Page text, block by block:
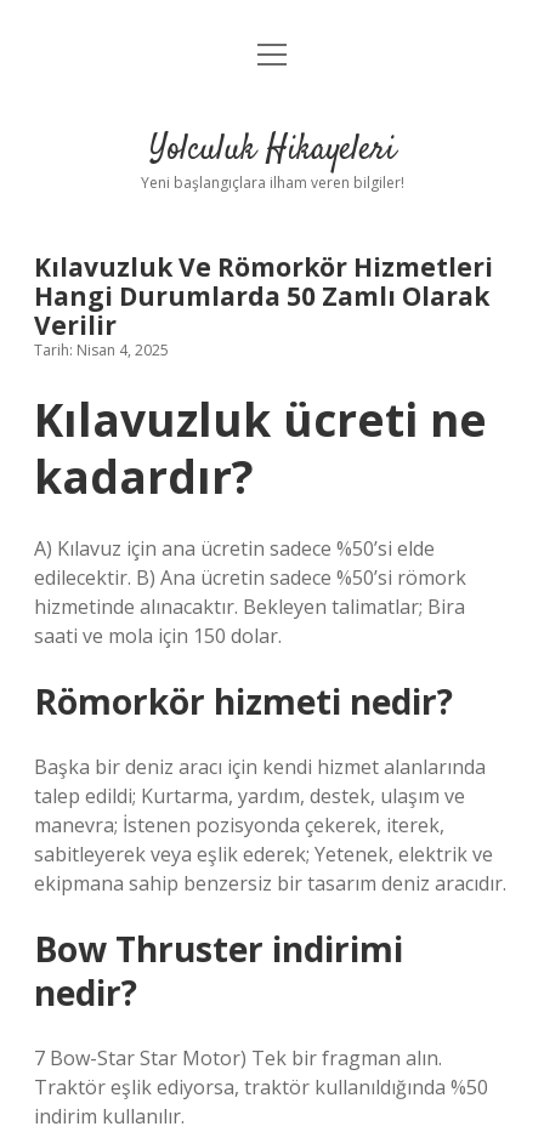
Anasayfa
Yasal Uyarı
menüyü
Yolculuk Hikayeleri
Yeni başlangıçlara ilham veren bilgiler!
Kılavuzluk Ve Römorkör Hizmetleri
Hangi Durumlarda 50 Zamlı Olarak
Verilir
Tarih: Nisan 4, 2025
Kılavuzluk ücreti ne
kadardır?
A) Kılavuz için ana ücretin sadece %50’si elde
edilecektir. B) Ana ücretin sadece %50’si römork
hizmetinde alınacaktır. Bekleyen talimatlar; Bira
saati ve mola için 150 dolar.
Römorkör hizmeti nedir?
Başka bir deniz aracı için kendi hizmet alanlarında
talep edildi; Kurtarma, yardım, destek, ulaşım ve
manevra; İstenen pozisyonda çekerek, iterek,
sabitleyerek veya eşlik ederek; Yetenek, elektrik ve
ekipmana sahip benzersiz bir tasarım deniz aracıdır.
Bow Thruster indirimi
nedir?
7 Bow-Star Star Motor) Tek bir fragman alın.
Traktör eşlik ediyorsa, traktör kullanıldığında %50
indirim kullanılır.